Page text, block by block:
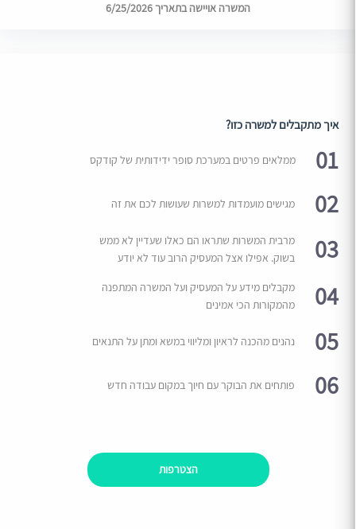
המשרה אויישה בתאריך 6/25/2026
איך מתקבלים למשרה כזו?
01 ממלאים פרטים במערכת סופר ידידותית של קודקס
02 מגישים מועמדות למשרות שעושות לכם את זה
03
מרבית המשרות שתראו הם כאלו שעדיין לא ממש
בשוק. אפילו אצל המעסיק הרוב עוד לא יודע
04
מקבלים מידע על המעסיק ועל המשרה המתפנה
מהמקורות הכי אמינים
05 נהנים מהכנה לראיון ומליווי במשא ומתן על התנאים
06 פותחים את הבוקר עם חיוך במקום עבודה חדש
הצטרפות